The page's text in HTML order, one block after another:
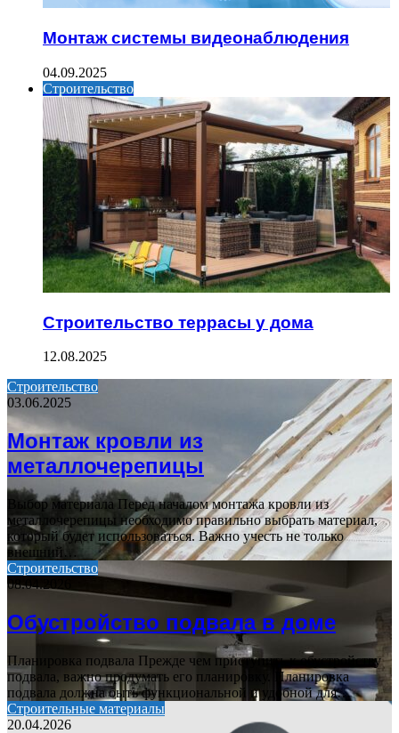
Монтаж системы видеонаблюдения
04.09.2025
Строительство
Строительство террасы у дома
12.08.2025
Строительство
03.06.2025
Монтаж кровли из
металлочерепицы
Выбор материала Перед началом монтажа кровли из
металлочерепицы необходимо правильно выбрать материал,
который будет использоваться. Важно учесть не только
внешний…
Строительство
08.04.2026
Обустройство подвала в доме
Планировка подвала Прежде чем приступить к обустройству
подвала, важно продумать его планировку. Планировка
подвала должна быть функциональной и удобной для…
Строительные материалы
20.04.2026